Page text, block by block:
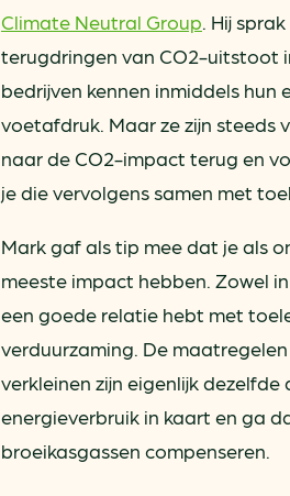
Climate Neutral Group . Hij
terugdringen van CO2-uitstoot
bedrijven kennen inmiddels hun
voetafdruk. Maar ze zijn steeds
naar de CO2-impact terug en
je die vervolgens samen met
Mark gaf als tip mee dat je als
meeste impact hebben. Zowel
een goede relatie hebt met
verduurzaming. De
verkleinen zijn eigenlijk
energieverbruik in kaart en ga
broeikasgassen compenseren.